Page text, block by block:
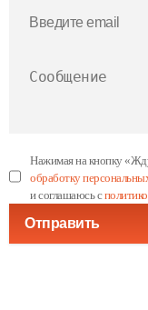
Нажимая на кнопку
обработку
и соглашаюсь с
Отправить